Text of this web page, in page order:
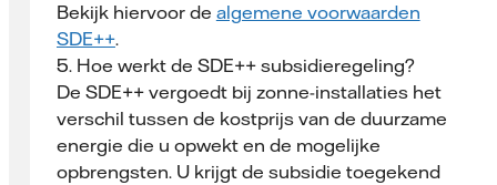
Bekijk hiervoor de algemene voorwaarden
SDE++.
5. Hoe werkt de SDE++ subsidieregeling?
De SDE++ vergoedt bij zonne-installaties het
verschil tussen de kostprijs van de duurzame
energie die u opwekt en de mogelijke
opbrengsten. U krijgt de subsidie toegekend